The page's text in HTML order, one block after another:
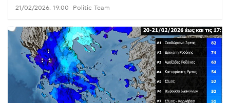
21/02/2026, 19:00 Politic Team